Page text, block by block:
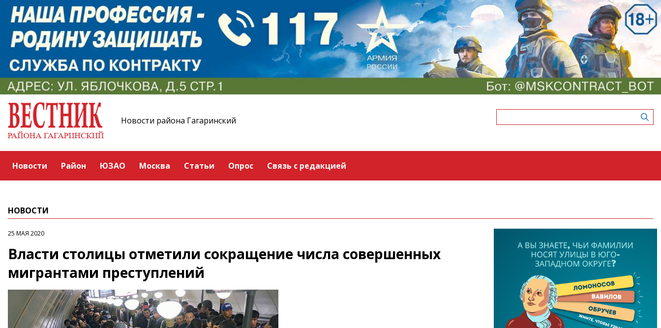
Новости района Гагаринский
Новости Район ЮЗАО Москва Статьи Опрос Связь с редакцией
НОВОСТИ
25 МАЯ 2020
Власти столицы отметили сокращение числа совершенных
мигрантами преступлений